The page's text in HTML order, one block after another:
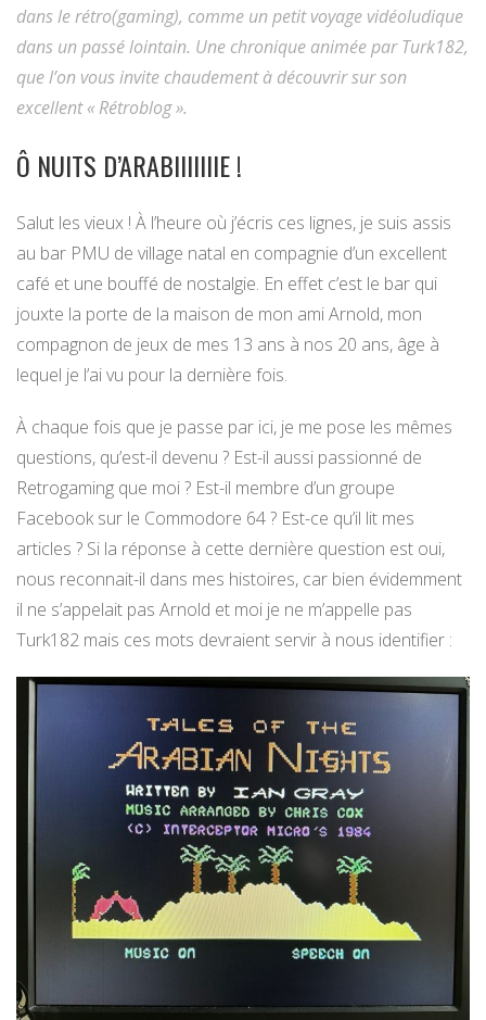
dans le rétro(gaming), comme un petit voyage vidéoludique
dans un passé lointain. Une chronique animée par Turk182,
que l’on vous invite chaudement à découvrir sur son
excellent « Rétroblog ».
Ô NUITS D’ARABIIIIIIIE !
Salut les vieux ! À l’heure où j’écris ces lignes, je suis assis
au bar PMU de village natal en compagnie d’un excellent
café et une bouffé de nostalgie. En effet c’est le bar qui
jouxte la porte de la maison de mon ami Arnold, mon
compagnon de jeux de mes 13 ans à nos 20 ans, âge à
lequel je l’ai vu pour la dernière fois.
À chaque fois que je passe par ici, je me pose les mêmes
questions, qu’est-il devenu ? Est-il aussi passionné de
Retrogaming que moi ? Est-il membre d’un groupe
Facebook sur le Commodore 64 ? Est-ce qu’il lit mes
articles ? Si la réponse à cette dernière question est oui,
nous reconnait-il dans mes histoires, car bien évidemment
il ne s’appelait pas Arnold et moi je ne m’appelle pas
Turk182 mais ces mots devraient servir à nous identifier :